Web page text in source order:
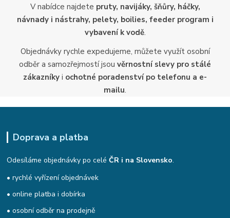
V nabídce najdete pruty, navijáky, šňůry, háčky,
návnady i nástrahy, pelety, boilies, feeder program i
vybavení k vodě.
Objednávky rychle expedujeme, můžete využít osobní
odběr a samozřejmostí jsou věrnostní slevy pro stálé
zákazníky i ochotné poradenství po telefonu a e-
mailu.
Doprava a platba
Odesíláme objednávky po celéČR i na Slovensko.
• rychlé vyřízení objednávek
• online platba i dobírka
• osobní odběr na prodejně